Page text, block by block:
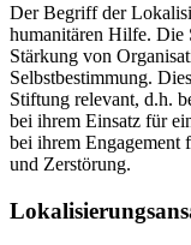
Der Begriff der
humanitären Hilfe. Die
Stärkung von
Selbstbestimmung.
Stiftung relevant, d.h.
bei ihrem Einsatz für
bei ihrem Engagement
und Zerstörung.